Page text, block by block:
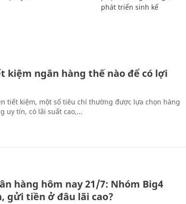
phát triển sinh kế
kiệm ngân hàng thế nào để có lợi
tiết kiệm, một số tiêu chí thường được lựa chọn hàng
uy tín, có lãi suất cao,…
hàng hôm nay 21/7: Nhóm Big4
gửi tiền ở đâu lãi cao?